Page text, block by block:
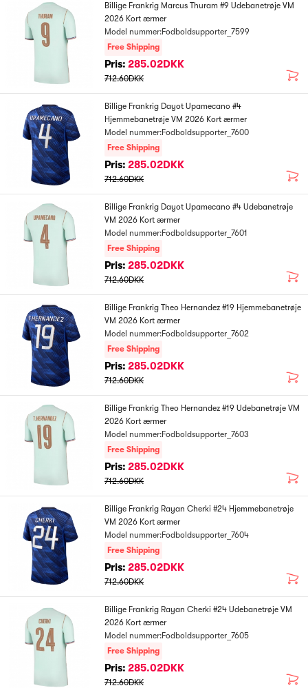
Billige Frankrig Marcus Thuram #9 Udebanetrøje VM
2026 Kort ærmer
Model nummer:Fodboldsupporter_7599
Free Shipping
Pris: 285.02DKK
712.60DKK
Billige Frankrig Dayot Upamecano #4
Hjemmebanetrøje VM 2026 Kort ærmer
Model nummer:Fodboldsupporter_7600
Free Shipping
Pris: 285.02DKK
712.60DKK
Billige Frankrig Dayot Upamecano #4 Udebanetrøje
VM 2026 Kort ærmer
Model nummer:Fodboldsupporter_7601
Free Shipping
Pris: 285.02DKK
712.60DKK
Billige Frankrig Theo Hernandez #19 Hjemmebanetrøje
VM 2026 Kort ærmer
Model nummer:Fodboldsupporter_7602
Free Shipping
Pris: 285.02DKK
712.60DKK
Billige Frankrig Theo Hernandez #19 Udebanetrøje VM
2026 Kort ærmer
Model nummer:Fodboldsupporter_7603
Free Shipping
Pris: 285.02DKK
712.60DKK
Billige Frankrig Rayan Cherki #24 Hjemmebanetrøje
VM 2026 Kort ærmer
Model nummer:Fodboldsupporter_7604
Free Shipping
Pris: 285.02DKK
712.60DKK
Billige Frankrig Rayan Cherki #24 Udebanetrøje VM
2026 Kort ærmer
Model nummer:Fodboldsupporter_7605
Free Shipping
Pris: 285.02DKK
712.60DKK